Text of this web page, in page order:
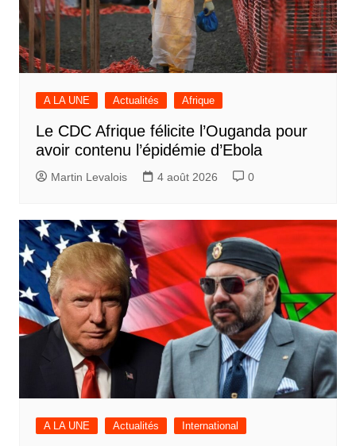
A LA UNE Actualités Afrique
Le CDC Afrique félicite l’Ouganda pour
avoir contenu l’épidémie d’Ebola
Martin Levalois 4 août 2026 0
A LA UNE Actualités International